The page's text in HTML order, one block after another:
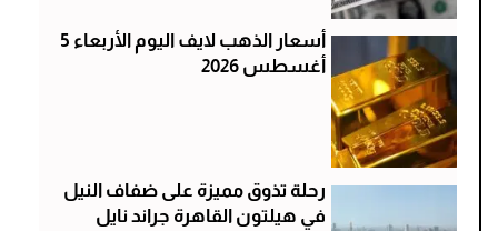
أسعار الذهب لايف اليوم الأربعاء 5
أغسطس 2026
رحلة تذوق مميزة على ضفاف النيل
في هيلتون القاهرة جراند نايل